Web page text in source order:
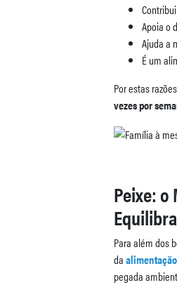
Apoia o
Ajuda a
É um
Por estas
vezes por
Peixe:
Para além dos
da
pegada